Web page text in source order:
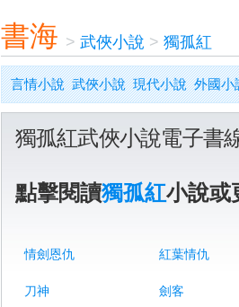
書海 > 武俠小說 > 獨孤紅
言情小說 武俠小說 現代小說 外國小
獨孤紅武俠小說電子書
點擊閱讀獨孤紅小說或
情劍恩仇 紅葉情仇
刀神 劍客